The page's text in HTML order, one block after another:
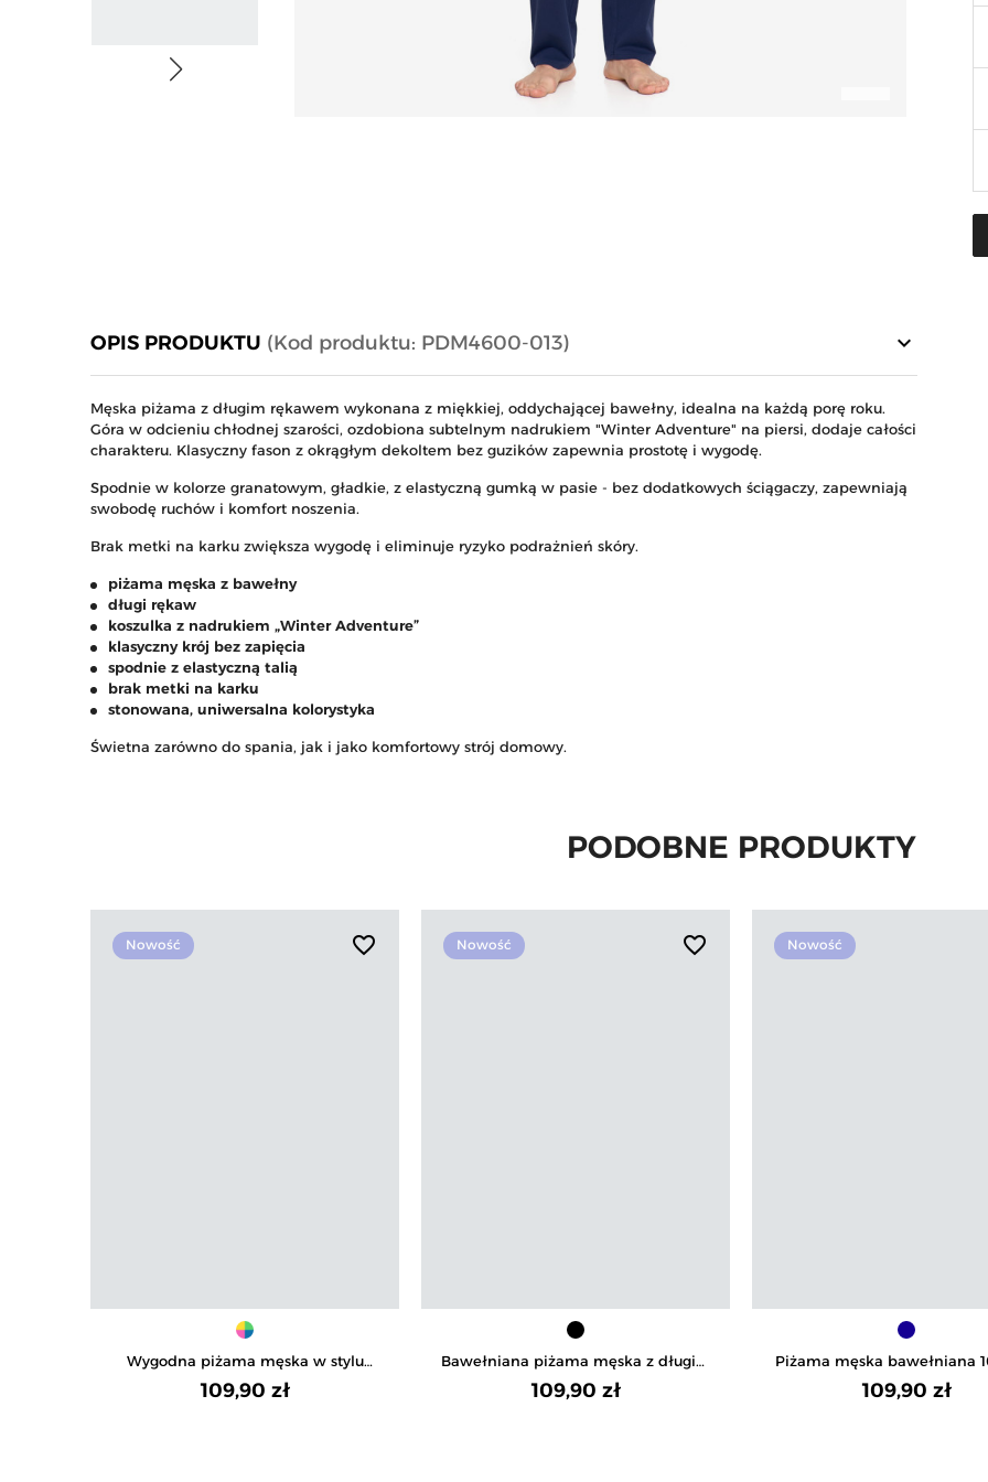
keyboard_arrow_down
OPIS PRODUKTU (Kod produktu: PDM4600-013)
Męska piżama z długim rękawem wykonana z miękkiej, oddychającej bawełny, idealna na każdą porę roku.
Góra w odcieniu chłodnej szarości, ozdobiona subtelnym nadrukiem "Winter Adventure" na piersi, dodaje całości
charakteru. Klasyczny fason z okrągłym dekoltem bez guzików zapewnia prostotę i wygodę.
Spodnie w kolorze granatowym, gładkie, z elastyczną gumką w pasie - bez dodatkowych ściągaczy, zapewniają
swobodę ruchów i komfort noszenia.
Brak metki na karku zwiększa wygodę i eliminuje ryzyko podrażnień skóry.
piżama męska z bawełny
długi rękaw
koszulka z nadrukiem „Winter Adventure”
klasyczny krój bez zapięcia
spodnie z elastyczną talią
brak metki na karku
stonowana, uniwersalna kolorystyka
Świetna zarówno do spania, jak i jako komfortowy strój domowy.
PODOBNE PRODUKTY
Nowość favorite_border
Wygodna piżama męska w stylu
sportowym bawełniana z
kontrastowym wykończeniem
109,90 zł
Nowość favorite_border
Bawełniana piżama męska z długim
rękawem wygodna na prezent
109,90 zł
Nowość
Piżama męska bawełniana
kratkę wygodna na długi
109,90 zł